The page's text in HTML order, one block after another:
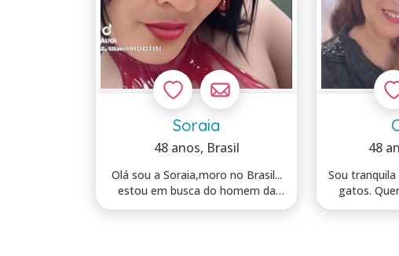
Soraia
48 anos, Brasil
Olá sou a Soraia,moro no Brasil...
estou em busca do homem da
minha vi...
48
Sou tranquila e
gatos.